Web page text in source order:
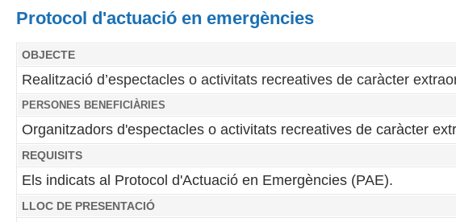
Protocol d'actuació en emergències
OBJECTE
Realització d’espectacles o activitats recreatives de caràcter
PERSONES BENEFICIÀRIES
Organitzadors d'espectacles o activitats recreatives de caràcter
REQUISITS
Els indicats al Protocol d'Actuació en Emergències (PAE).
LLOC DE PRESENTACIÓ